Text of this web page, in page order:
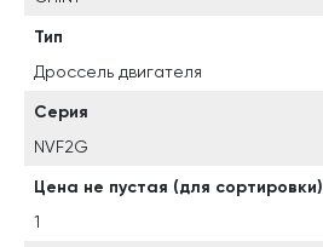
Тип
Дроссель двигателя
Серия
NVF2G
Цена не пустая (для сортировки)
1